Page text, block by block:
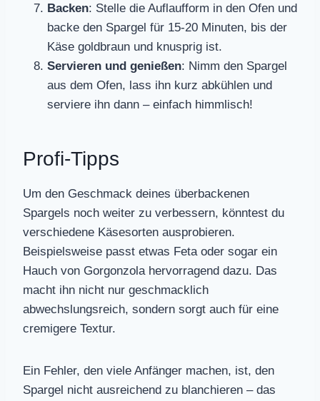
Backen: Stelle die Auflaufform in den Ofen und
backe den Spargel für 15-20 Minuten, bis der
Käse goldbraun und knusprig ist.
Servieren und genießen: Nimm den Spargel
aus dem Ofen, lass ihn kurz abkühlen und
serviere ihn dann – einfach himmlisch!
Profi-Tipps
Um den Geschmack deines überbackenen
Spargels noch weiter zu verbessern, könntest du
verschiedene Käsesorten ausprobieren.
Beispielsweise passt etwas Feta oder sogar ein
Hauch von Gorgonzola hervorragend dazu. Das
macht ihn nicht nur geschmacklich
abwechslungsreich, sondern sorgt auch für eine
cremigere Textur.
Ein Fehler, den viele Anfänger machen, ist, den
Spargel nicht ausreichend zu blanchieren – das